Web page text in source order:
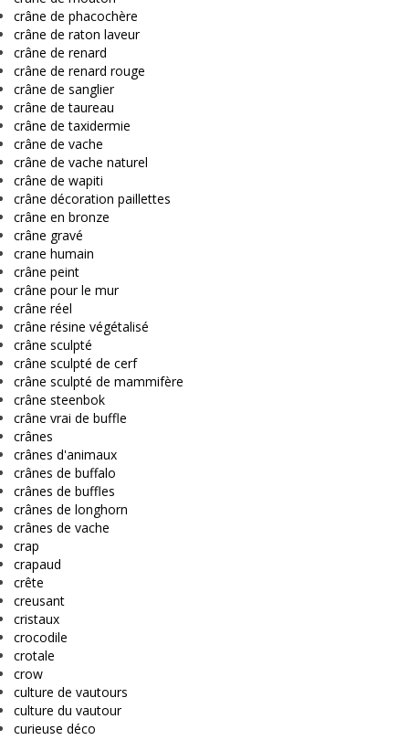
crâne de phacochère
crâne de raton laveur
crâne de renard
crâne de renard rouge
crâne de sanglier
crâne de taureau
crâne de taxidermie
crâne de vache
crâne de vache naturel
crâne de wapiti
crâne décoration paillettes
crâne en bronze
crâne gravé
crane humain
crâne peint
crâne pour le mur
crâne réel
crâne résine végétalisé
crâne sculpté
crâne sculpté de cerf
crâne sculpté de mammifère
crâne steenbok
crâne vrai de buffle
crânes
crânes d'animaux
crânes de buffalo
crânes de buffles
crânes de longhorn
crânes de vache
crap
crapaud
crête
creusant
cristaux
crocodile
crotale
crow
culture de vautours
culture du vautour
curieuse déco